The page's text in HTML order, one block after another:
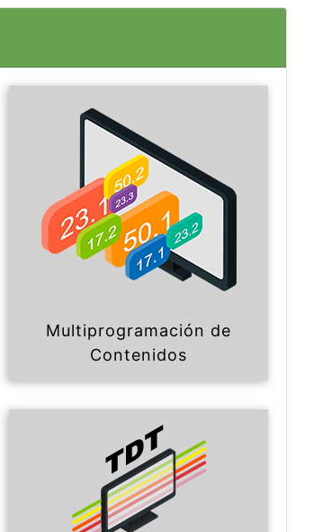
Multiprogramación de
Contenidos